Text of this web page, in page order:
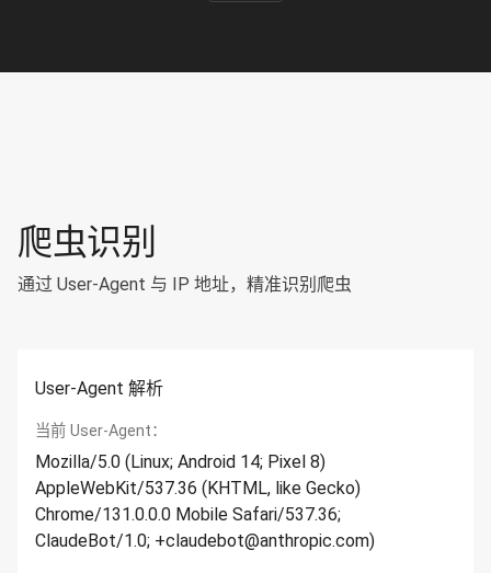
爬虫识别
通过 User-Agent 与 IP 地址，精准识别爬虫
User-Agent 解析
当前 User-Agent：
Mozilla/5.0 (Linux; Android 14; Pixel 8)
AppleWebKit/537.36 (KHTML, like Gecko)
Chrome/131.0.0.0 Mobile Safari/537.36;
ClaudeBot/1.0; +claudebot@anthropic.com)